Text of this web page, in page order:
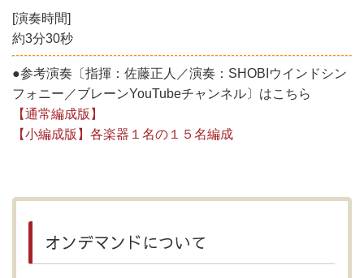
[演奏時間]
約3分30秒
●参考演奏〔指揮：佐藤正人／演奏：SHOBIウインドシン
フォニー／ブレーンYouTubeチャンネル〕はこちら
【通常編成版】
【小編成版】各楽器１名の１５名編成
オンデマンドについて